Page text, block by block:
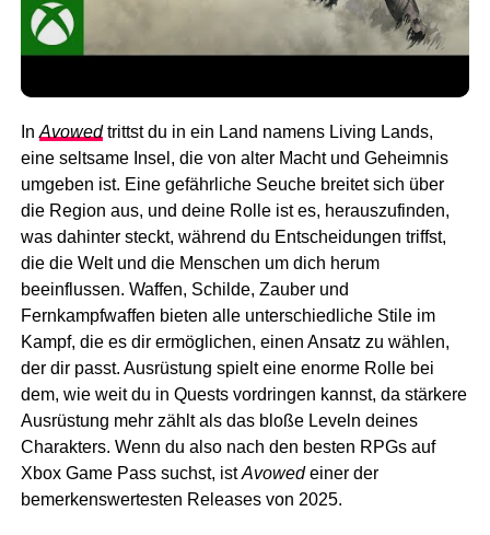
In Avowedtrittst du in ein Land namens Living Lands,
eine seltsame Insel, die von alter Macht und Geheimnis
umgeben ist. Eine gefährliche Seuche breitet sich über
die Region aus, und deine Rolle ist es, herauszufinden,
was dahinter steckt, während du Entscheidungen triffst,
die die Welt und die Menschen um dich herum
beeinflussen. Waffen, Schilde, Zauber und
Fernkampfwaffen bieten alle unterschiedliche Stile im
Kampf, die es dir ermöglichen, einen Ansatz zu wählen,
der dir passt. Ausrüstung spielt eine enorme Rolle bei
dem, wie weit du in Quests vordringen kannst, da stärkere
Ausrüstung mehr zählt als das bloße Leveln deines
Charakters. Wenn du also nach den besten RPGs auf
Xbox Game Pass suchst, istAvowedeiner der
bemerkenswertesten Releases von 2025.